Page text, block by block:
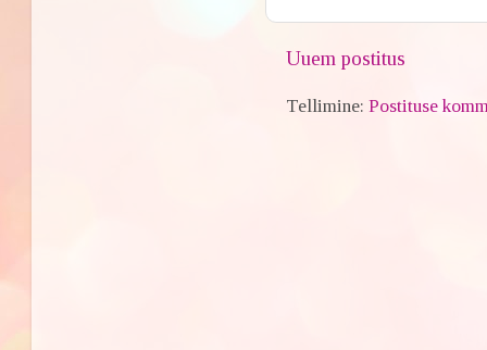
Uuem postitus
Tellimine:Postituse